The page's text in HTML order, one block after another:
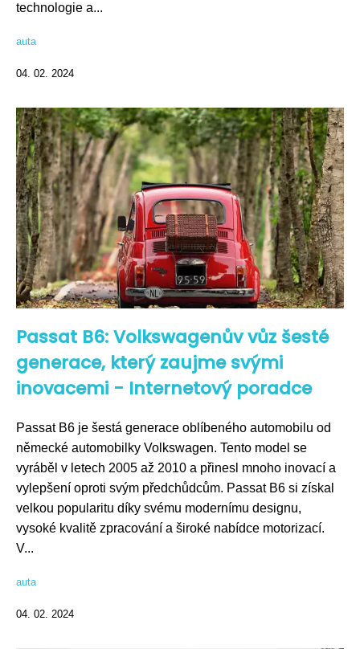
technologie a...
auta
04. 02. 2024
Passat B6: Volkswagenův vůz šesté
generace, který zaujme svými
inovacemi - Internetový poradce
Passat B6 je šestá generace oblíbeného automobilu od
německé automobilky Volkswagen. Tento model se
vyráběl v letech 2005 až 2010 a přinesl mnoho inovací a
vylepšení oproti svým předchůdcům. Passat B6 si získal
velkou popularitu díky svému modernímu designu,
vysoké kvalitě zpracování a široké nabídce motorizací.
V...
auta
04. 02. 2024